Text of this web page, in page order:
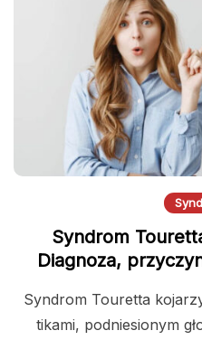
Syndrom
Diagnoza,
Syndrom Touretta
tikami, podniesionym